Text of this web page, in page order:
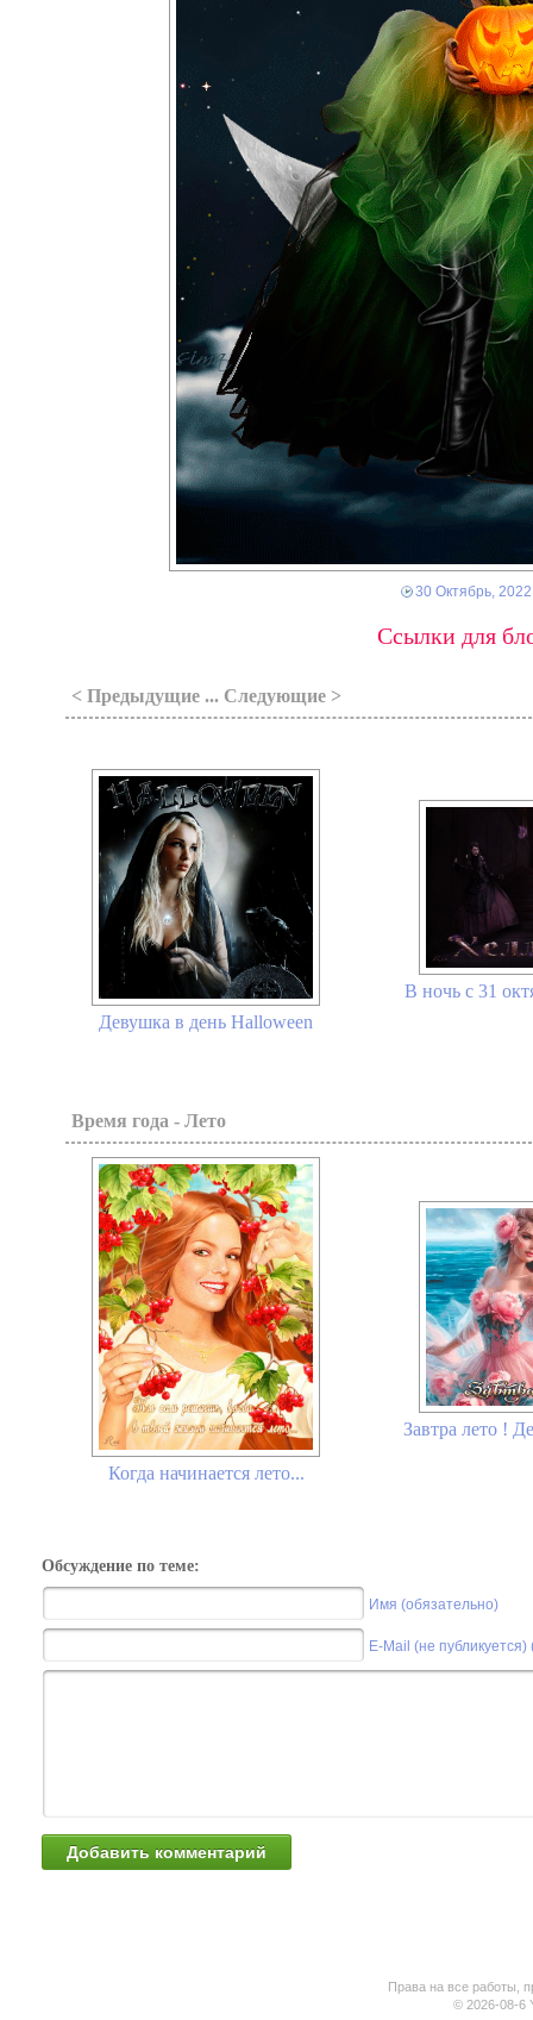
30 Октябрь, 2022
Ссылки для
< Предыдущие ... Следующие >
Девушка в день Halloween
В ночь с 31
Время года - Лето
Когда начинается лето...
Завтра лето !
Обсуждение по теме:
Имя (обязательно)
E-Mail (не
Права на все работы,
© 2026-08-6